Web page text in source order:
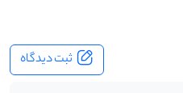
ثبت دیدگاه